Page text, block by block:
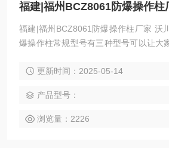
福建|福州BCZ8061防爆操作柱
福建|福州BCZ8061防爆操作柱厂家 沃
爆操作柱常规型号有三种型号可以让大
D2；或者是两灯两钮一开关A2D2K1；
更新时间：2025-05-14
产品型号：
浏览量：2226